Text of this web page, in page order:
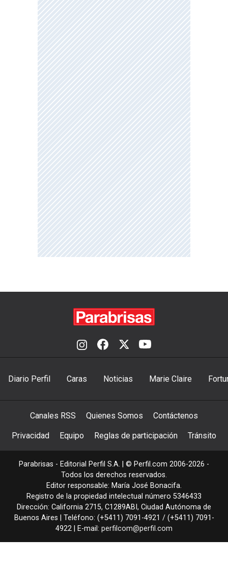
Diario Perfil Caras Noticias Marie Claire
Canales RSS Quienes Somos Contáctenos
Privacidad Equipo Reglas de participación Tránsito
Parabrisas - Editorial Perfil S.A. | © Perfil.com 2006-2026 -
Todos los derechos reservados.
Editor responsable: María José Bonacifa.
Registro de la propiedad intelectual número 5346433
Dirección: California 2715, C1289ABI , Ciudad Autónoma de
Buenos Aires | Teléfono: (+5411) 7091-4921 / (+5411) 7091-
4922 | E-mail: perfilcom@perfil.com